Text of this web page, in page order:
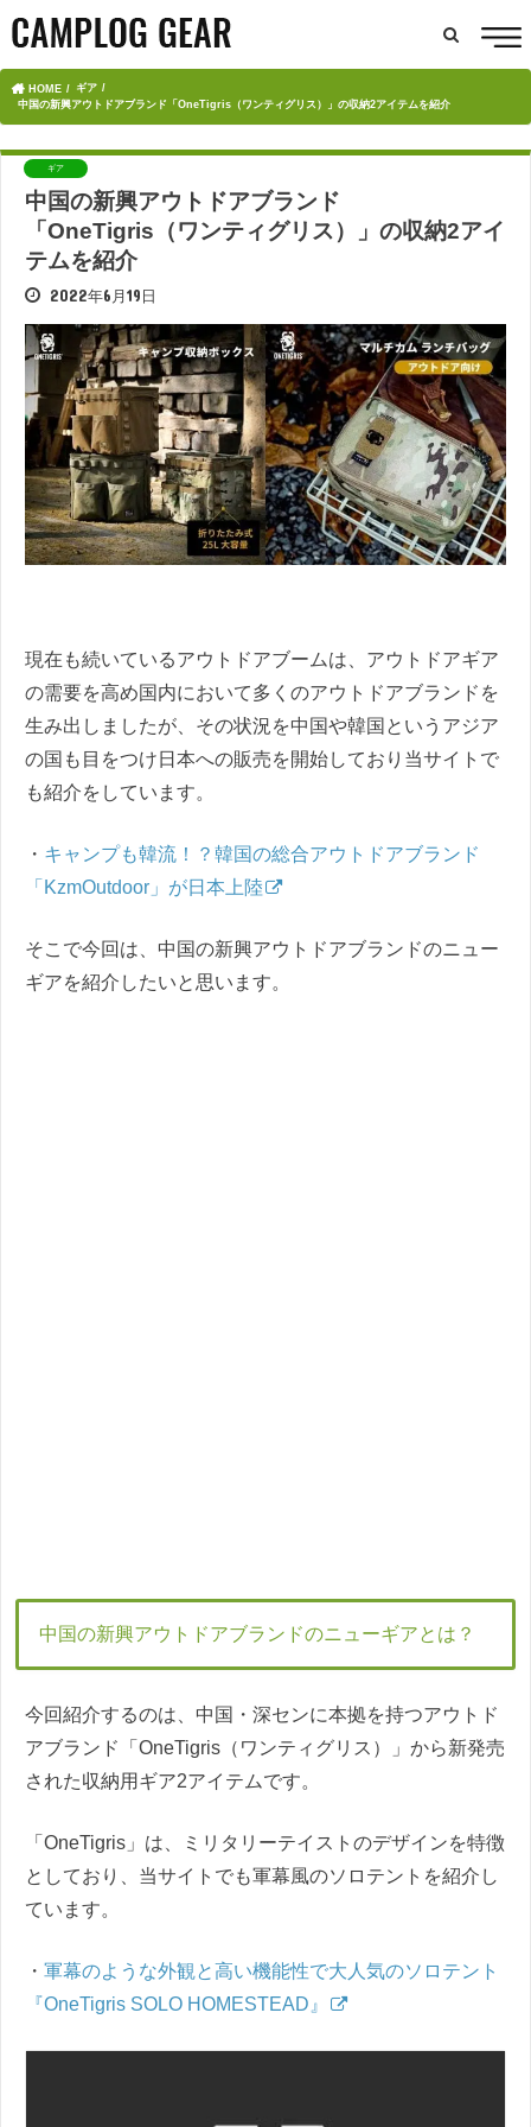
HOME
ギア
中国の新興アウトドアブランド「OneTigris（ワンティグリス）」の収納2アイテムを紹介
ギア
中国の新興アウトドアブランド
「OneTigris（ワンティグリス）」の収納2アイ
テムを紹介
2022年6月19日
現在も続いているアウトドアブームは、アウトドアギア
の需要を高め国内において多くのアウトドアブランドを
生み出しましたが、その状況を中国や韓国というアジア
の国も目をつけ日本への販売を開始しており当サイトで
も紹介をしています。
・ キャンプも韓流！？韓国の総合アウトドアブランド
「KzmOutdoor」が日本上陸
そこで今回は、中国の新興アウトドアブランドのニュー
ギアを紹介したいと思います。
中国の新興アウトドアブランドのニューギアとは？
今回紹介するのは、中国・深センに本拠を持つアウトド
アブランド「OneTigris（ワンティグリス）」から新発売
された収納用ギア2アイテムです。
「OneTigris」は、ミリタリーテイストのデザインを特徴
としており、当サイトでも軍幕風のソロテントを紹介し
ています。
・ 軍幕のような外観と高い機能性で大人気のソロテント
『OneTigris SOLO HOMESTEAD』